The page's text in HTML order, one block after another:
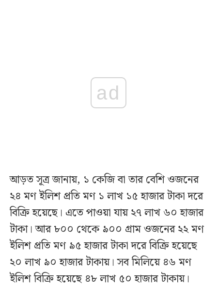
ad
আড়ত সূত্র জানায়, ১ কেজি বা তার বেশি ওজনের
২৪ মণ ইলিশ প্রতি মণ ১ লাখ ১৫ হাজার টাকা দরে
বিক্রি হয়েছে। এতে পাওয়া যায় ২৭ লাখ ৬০ হাজার
টাকা। আর ৮০০ থেকে ৯০০ গ্রাম ওজনের ২২ মণ
ইলিশ প্রতি মণ ৯৫ হাজার টাকা দরে বিক্রি হয়েছে
২০ লাখ ৯০ হাজার টাকায়। সব মিলিয়ে ৪৬ মণ
ইলিশ বিক্রি হয়েছে ৪৮ লাখ ৫০ হাজার টাকায়।